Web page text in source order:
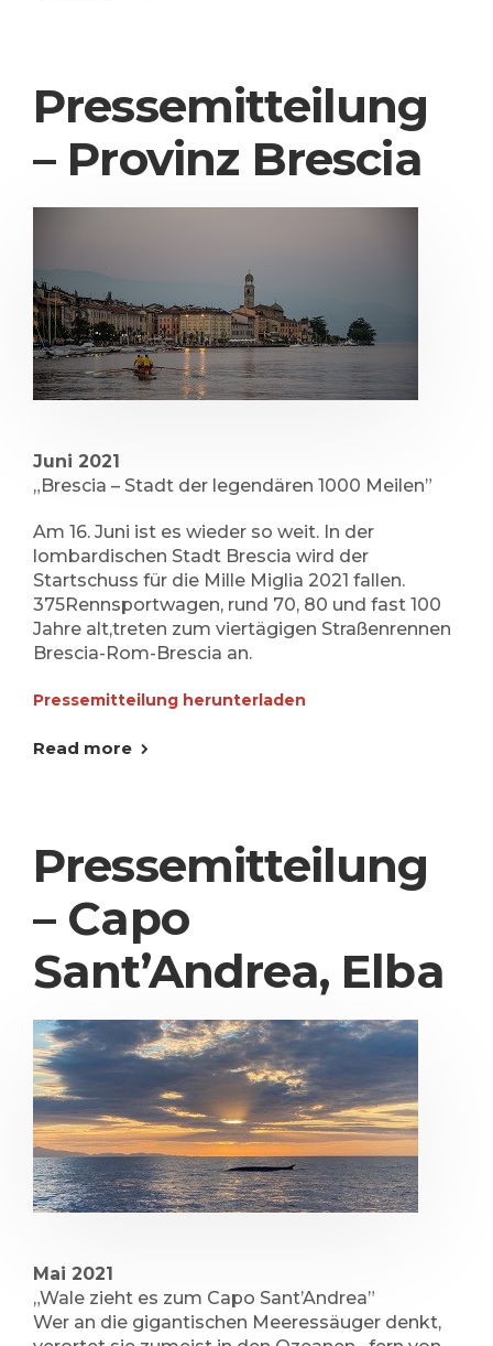
Pressemitteilung
– Provinz Brescia
Juni 2021
„Brescia – Stadt der legendären 1000 Meilen”
Am 16. Juni ist es wieder so weit. In der
lombardischen Stadt Brescia wird der
Startschuss für die Mille Miglia 2021 fallen.
375Rennsportwagen, rund 70, 80 und fast 100
Jahre alt,treten zum viertägigen Straßenrennen
Brescia-Rom-Brescia an.
Pressemitteilung herunterladen
Read more
Pressemitteilung
– Capo
Sant’Andrea, Elba
Mai 2021
„Wale zieht es zum Capo Sant’Andrea”
Wer an die gigantischen Meeressäuger denkt,